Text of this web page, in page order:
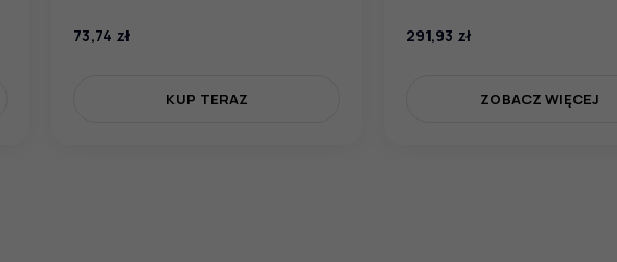
73,74 zł
KUP TERAZ
291,93 zł
ZOBACZ WIĘCEJ